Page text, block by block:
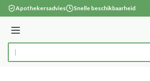
Ga naar de inhoud
Apothekersadvies Snelle beschikbaarheid
Menu
Product, merk, categorie...